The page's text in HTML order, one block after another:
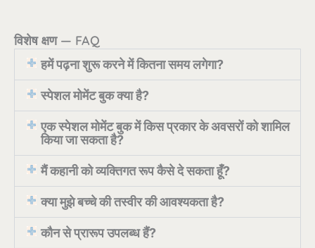
विशेष क्षण — FAQ
हमें पढ़ना शुरू करने में कितना समय लगेगा?
स्पेशल मोमेंट बुक क्या है?
एक स्पेशल मोमेंट बुक में किस प्रकार के अवसरों को शामिल
किया जा सकता है?
मैं कहानी को व्यक्तिगत रूप कैसे दे सकता हूँ?
क्या मुझे बच्चे की तस्वीर की आवश्यकता है?
कौन से प्रारूप उपलब्ध हैं?